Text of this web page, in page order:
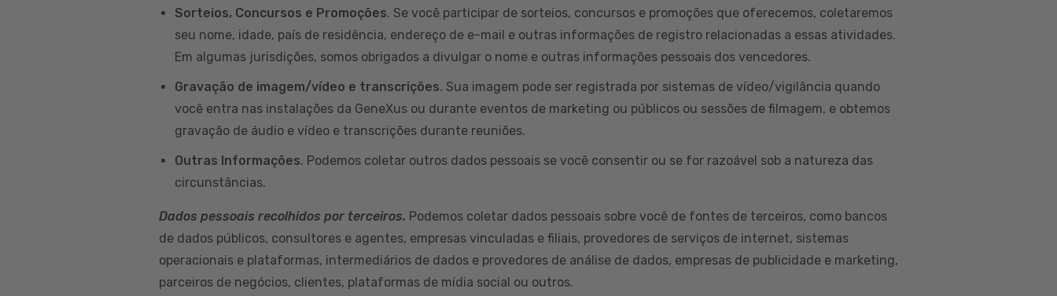
Sorteios, Concursos e Promoções. Se você participar de sorteios, concursos e promoções que oferecemos, coletaremos
seu nome, idade, país de residência, endereço de e-mail e outras informações de registro relacionadas a essas atividades.
Em algumas jurisdições, somos obrigados a divulgar o nome e outras informações pessoais dos vencedores.
Gravação de imagem/vídeo e transcrições. Sua imagem pode ser registrada por sistemas de vídeo/vigilância quando
você entra nas instalações da GeneXus ou durante eventos de marketing ou públicos ou sessões de filmagem, e obtemos
gravação de áudio e vídeo e transcrições durante reuniões.
Outras Informações. Podemos coletar outros dados pessoais se você consentir ou se for razoável sob a natureza das
circunstâncias.
Dados pessoais recolhidos por terceiros. Podemos coletar dados pessoais sobre você de fontes de terceiros, como bancos
de dados públicos, consultores e agentes, empresas vinculadas e filiais, provedores de serviços de internet, sistemas
operacionais e plataformas, intermediários de dados e provedores de análise de dados, empresas de publicidade e marketing,
parceiros de negócios, clientes, plataformas de mídia social ou outros.